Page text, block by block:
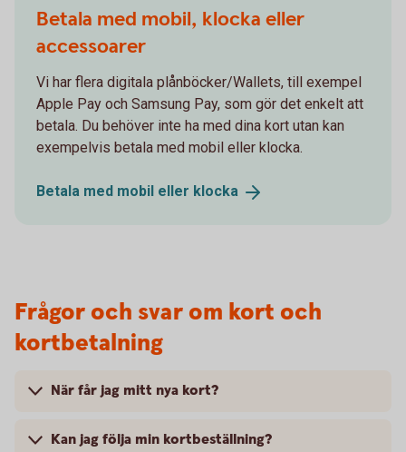
Betala med mobil, klocka eller
accessoarer
Vi har flera digitala plånböcker/Wallets, till exempel
Apple Pay och Samsung Pay, som gör det enkelt att
betala. Du behöver inte ha med dina kort utan kan
exempelvis betala med mobil eller klocka.
Betala med mobil eller klocka
Frågor och svar om kort och
kortbetalning
När får jag mitt nya kort?
Kan jag följa min kortbeställning?